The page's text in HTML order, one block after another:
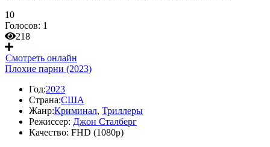
10
Голосов: 1
218
Смотреть онлайн
Плохие парни (2023)
Год:2023
Страна:США
Жанр:Криминал, Триллеры
Режиссер: Джон Сталберг
Качество: FHD (1080p)